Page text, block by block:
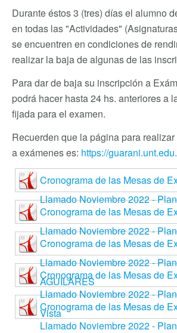
Durante éstos 3 (tres) días el alumno
en todas las "Actividades"
se encuentren en condiciones de
realizar la baja de algunas de las
Para dar de baja su inscripción a
podrá hacer hasta 24 hs. anteriores a
fijada para el examen.
Recuerden que la página para
a exámenes es: https://
Cronograma de las Mesas de
Llamado Noviembre 2022 -
Cronograma de las Mesas de
Llamado Noviembre 2022 -
Cronograma de las Mesas de
Llamado Noviembre 2022 -
AGUILARES
Cronograma de las Mesas de
Llamado Noviembre 2022 -
Vista
Cronograma de las Mesas de
Llamado Noviembre 2022 -